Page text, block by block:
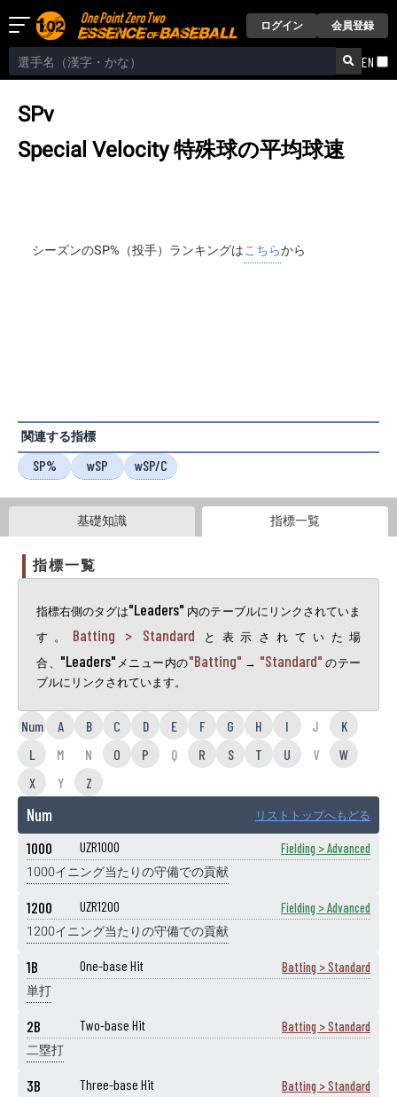
ログイン 会員登録
EN
SPv
Special Velocity特殊球の平均球速
シーズンのSP%（投手）ランキングはこちらから
関連する指標
SP% wSP wSP/C
基礎知識 指標一覧
指標一覧
指標右側のタグは"Leaders" 内のテーブルにリンクされていま
す。 Batting > Standard と表示されていた場
合、 "Leaders"メニュー内の"Batting" → "Standard" のテー
ブルにリンクされています。
Num A B C D E F G H I J
K
L
M N O P Q R S T U V
W
X
Y Z
Num リストトップへもどる
1000 UZR1000 Fielding > Advanced
1000イニング当たりの守備での貢献
1200 UZR1200 Fielding > Advanced
1200イニング当たりの守備での貢献
1B One-base Hit Batting > Standard
単打
2B Two-base Hit Batting > Standard
二塁打
3B Three-base Hit Batting > Standard